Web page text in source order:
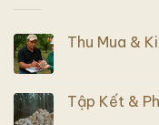
Thu Mua &
Tập Kết &